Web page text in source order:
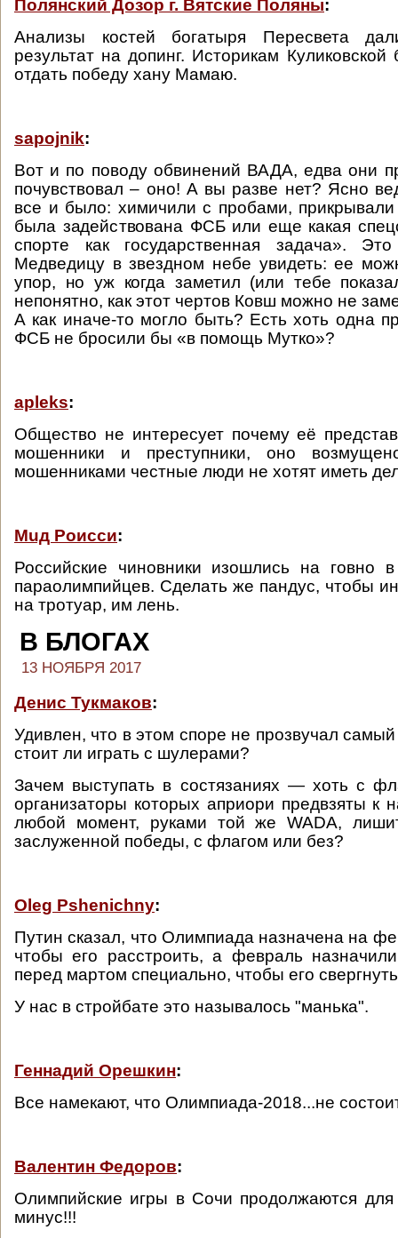
Полянский Дозор г. Вятские Поляны:
Анализы костей богатыря Пересвета
результат на допинг. Историкам
отдать победу хану Мамаю.
sapojnik:
Вот и по поводу обвинений ВАДА, едва они
почувствовал – оно! А вы разве нет? Ясно
все и было: химичили с пробами, прикрывали
была задействована ФСБ или еще какая
спорте как государственная задача».
Медведицу в звездном небе увидеть: ее
упор, но уж когда заметил (или тебе
непонятно, как этот чертов Ковш можно не
А как иначе-то могло быть? Есть хоть одна
ФСБ не бросили бы «в помощь Мутко»?
apleks:
Общество не интересует почему её
мошенники и преступники, оно
мошенниками честные люди не хотят иметь
Мuд Роисси:
Российские чиновники изошлись на говно
параолимпийцев. Сделать же пандус, чтобы
на тротуар, им лень.
В БЛОГАХ
13 НОЯБРЯ 2017
Денис Тукмаков:
Удивлен, что в этом споре не прозвучал
стоит ли играть с шулерами?
Зачем выступать в состязаниях — хоть с
организаторы которых априори предвзяты к
любой момент, руками той же WADA,
заслуженной победы, с флагом или без?
Oleg Pshenichny:
Путин сказал, что Олимпиада назначена на
чтобы его расстроить, а февраль
перед мартом специально, чтобы его
У нас в стройбате это называлось "манька".
Геннадий Орешкин:
Все намекают, что Олимпиада-2018...не
Валентин Федоров:
Олимпийские игры в Сочи продолжаются
минус!!!